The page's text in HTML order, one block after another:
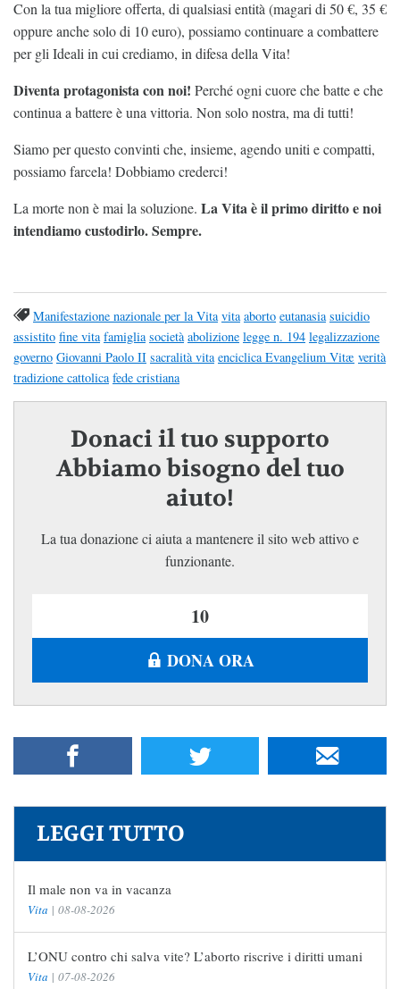
Con la tua migliore offerta, di qualsiasi entità (magari di 50 €, 35 €
oppure anche solo di 10 euro), possiamo continuare a combattere
per gli Ideali in cui crediamo, in difesa della Vita!
Diventa protagonista con noi! Perché ogni cuore che batte e che
continua a battere è una vittoria. Non solo nostra, ma di tutti!
Siamo per questo convinti che, insieme, agendo uniti e compatti,
possiamo farcela! Dobbiamo crederci!
La morte non è mai la soluzione. La Vita è il primo diritto e noi
intendiamo custodirlo. Sempre.
Manifestazione nazionale per la Vita vita aborto eutanasia suicidio
assistito fine vita famiglia società abolizione legge n. 194 legalizzazione
governo Giovanni Paolo II sacralità vita enciclica Evangelium Vitæ verità
tradizione cattolica fede cristiana
Donaci il tuo supporto
Abbiamo bisogno del tuo
aiuto!
La tua donazione ci aiuta a mantenere il sito web attivo e
funzionante.
DONA ORA
LEGGI TUTTO
Il male non va in vacanza
Vita | 08-08-2026
L’ONU contro chi salva vite? L’aborto riscrive i diritti umani
Vita | 07-08-2026